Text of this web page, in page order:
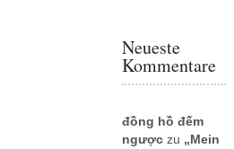
Neueste
Kommentare
đồng hồ đếm
ngượczu „Mein